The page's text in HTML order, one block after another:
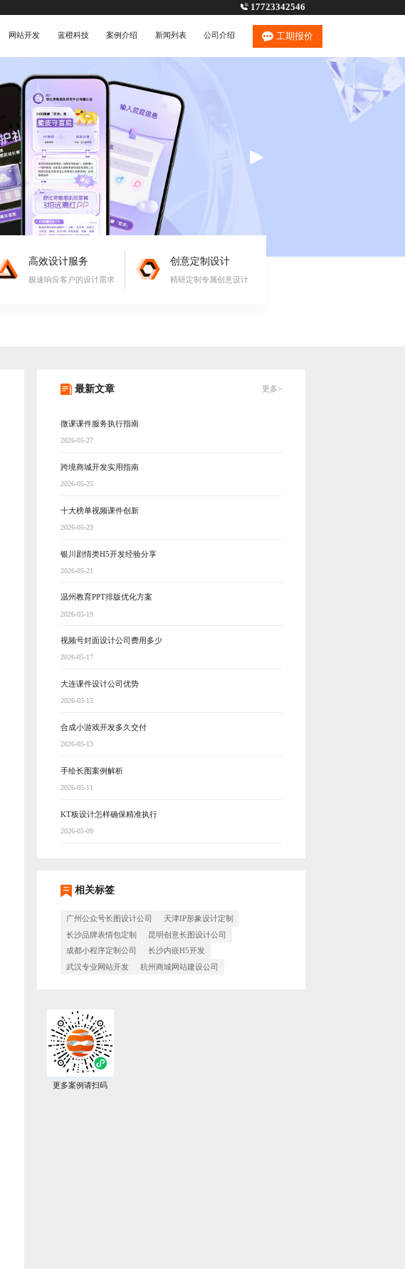
17723342546
网站开发 蓝橙科技 案例介绍 新闻列表 公司介绍 工期报价
高效设计服务
极速响应客户的设计需求
创意定制设计
精研定制专属创意设计
最新文章 更多>
微课课件服务执行指南
2026-05-27
跨境商城开发实用指南
2026-05-25
十大榜单视频课件创新
2026-05-23
银川剧情类H5开发经验分享
2026-05-21
温州教育PPT排版优化方案
2026-05-19
视频号封面设计公司费用多少
2026-05-17
大连课件设计公司优势
2026-05-15
合成小游戏开发多久交付
2026-05-13
手绘长图案例解析
2026-05-11
KT板设计怎样确保精准执行
2026-05-09
相关标签
广州公众号长图设计公司
天津IP形象设计定制
长沙品牌表情包定制
昆明创意长图设计公司
成都小程序定制公司
长沙内嵌H5开发
武汉专业网站开发
杭州商城网站建设公司
更多案例请扫码